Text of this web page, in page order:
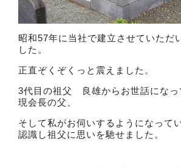
昭和57年に当社で建立させていただ
した。
正直ぞくぞくっと震えました。
3代目の祖父 良雄からお世話になっ
現会長の父、
そして私がお伺いするようになって
認識し祖父に思いを馳せました。